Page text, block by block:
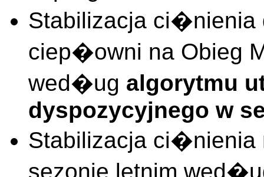
Stabilizacja
ciep�owni na Obieg
wed�ug algorytmu
dyspozycyjnego w
Stabilizacja
sezonie letnim